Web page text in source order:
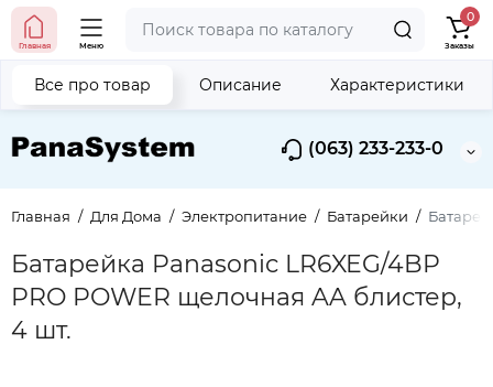
(063) 233-233-0
Главная Меню
0
Заказы
Главная Для Дома Электропитание Батарейки
Батарейка Panasonic LR6XEG/4BP
PRO POWER щелочная AA блистер,
4 шт.
Все про товар Описание Характеристики